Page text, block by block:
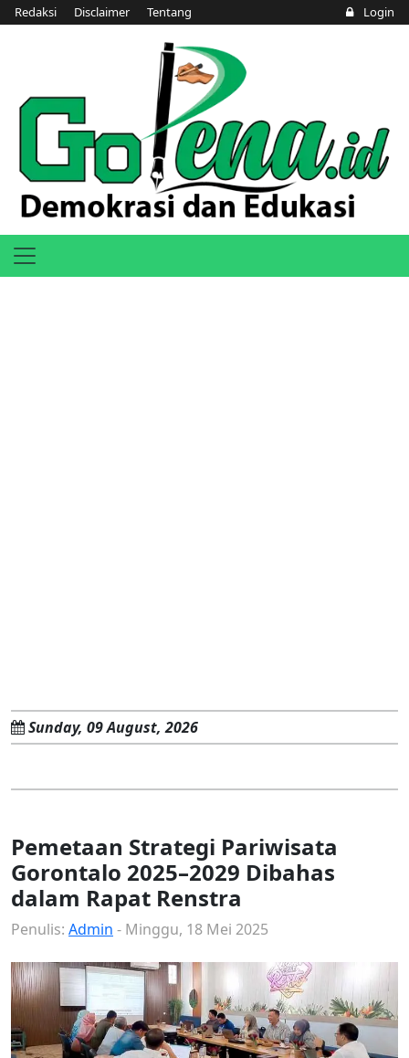
Redaksi Disclaimer Tentang Login
Sunday, 09 August, 2026
Pemetaan Strategi Pariwisata
Gorontalo 2025–2029 Dibahas
dalam Rapat Renstra
Penulis: Admin - Minggu, 18 Mei 2025